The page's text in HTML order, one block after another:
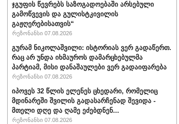
ჯგუფის წევრებს საზოგადოებაში არსებული
გამოწვევის და გულისტკივილის
გაჟღერებისათვის“
რეზონანსი 07.08.2026
გურამ ნიკოლაშვილი: ისტორიას ვერ გადაწერთ.
რაც არ უნდა იხმაუროს დამარცხებულმა
პარტიამ, მისი დანაშაულები ვერ გადაიფარება
რეზონანსი 07.08.2026
იპოვეს 32 წლის ელენეს ცხედარი, რომელიც
მდინარეში შვილის გადასარჩენად შევიდა -
მთელი დღე და ღამე ეძებდნენ...
რეზონანსი 07.08.2026